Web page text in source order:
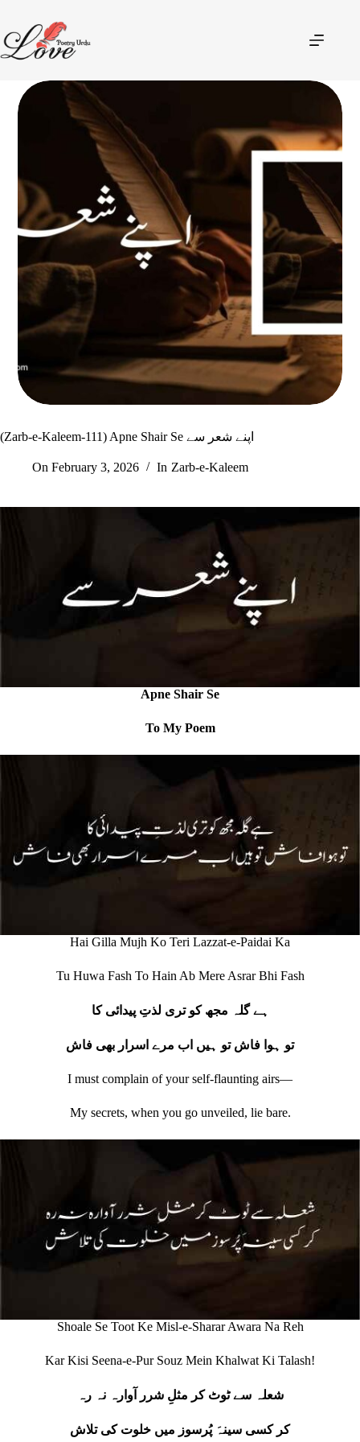
(Zarb-e-Kaleem-111) Apne Shair Se اپنے شعر سے
On February 3, 2026 In Zarb-e-Kaleem
Apne Shair Se
To My Poem
Hai Gilla Mujh Ko Teri Lazzat-e-Paidai Ka
Tu Huwa Fash To Hain Ab Mere Asrar Bhi Fash
ہے گلہ مجھ کو تری لذتِ پیدائی کا
تو ہوا فاش تو ہیں اب مرے اسرار بھی فاش
I must complain of your self‐flaunting airs—
My secrets, when you go unveiled, lie bare.
Shoale Se Toot Ke Misl-e-Sharar Awara Na Reh
Kar Kisi Seena-e-Pur Souz Mein Khalwat Ki Talash!
شعلہ سے ٹوٹ کر مثلِ شرر آوارہ نہ رہ
کر کسی سینہَ پُرسوز میں خلوت کی تلاش